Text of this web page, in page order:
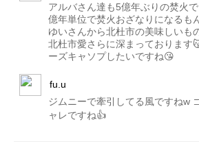
アルバさん達も5億年ぶりの焚火
億年単位で焚火おざなりになるも
ゆいさんから北杜市の美味しいも
北杜市愛さらに深まっております
ーズキャソプしたいですね😘
fu.u
ジムニーで牽引してる風ですねw
ャレですね👍